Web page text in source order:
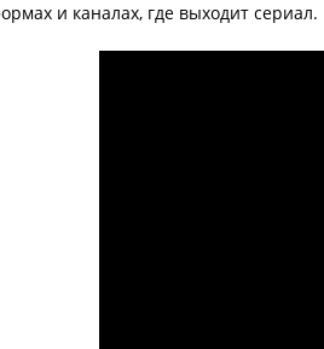
и каналах, где выходит сериал.